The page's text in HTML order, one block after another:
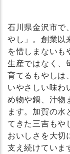
石川県金沢市で
やし」。創業以
を惜しまないも
生産ではなく、
育てるもやしは
いやさしい味わ
め物や鍋、汁物
ます。加賀の水
てきた三吉もや
おいしさを大切
支え続けていま